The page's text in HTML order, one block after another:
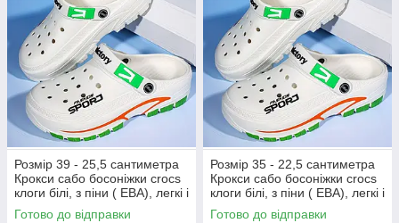
Розмір 39 - 25,5 сантиметра
Крокси сабо босоніжки crocs
клоги білі, з піни ( ЕВА), легкі і
зручні
Готово до відправки
Розмір 35 - 22,5 сантиметра
Крокси сабо босоніжки crocs
клоги білі, з піни ( ЕВА), легкі і
зручні
Готово до відправки